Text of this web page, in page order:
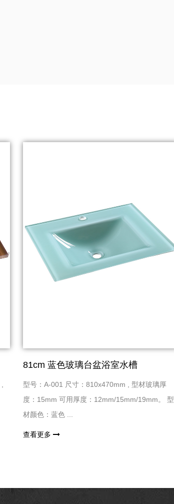
81cm 蓝色玻璃台盆浴室水槽
型号：A-001 尺寸：810x470mm , 型材玻璃厚
度：15mm 可用厚度：12mm/15mm/19mm。 型
材颜色：蓝色 ...
查看更多